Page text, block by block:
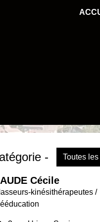
- Toutes
Cécile
kinésithérapeutes /